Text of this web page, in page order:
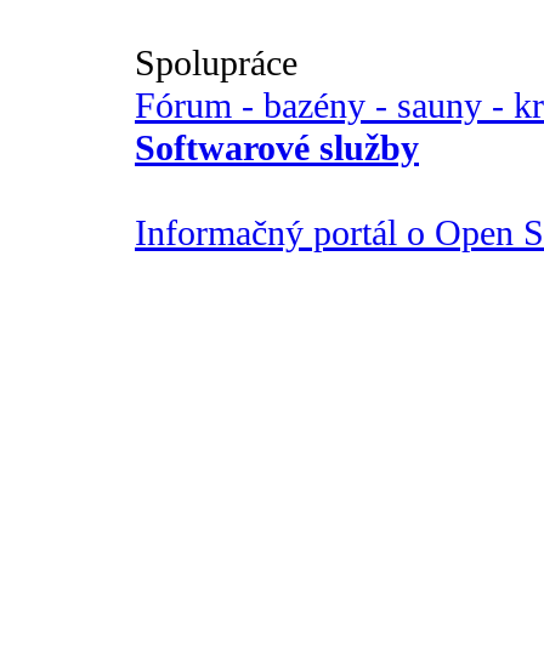
Spolupráce
Fórum - bazény - sauny -
Softwarové služby
Informačný portál o Open